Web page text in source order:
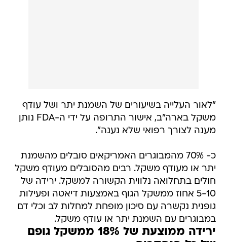
"לאור העלייה בשיעורים של השמנת יתר ושל עודף
משקל בארה"ב, אישור התרופה על ידי ה-FDA נותן
מענה לצורך רפואי שלא נענה".
כ- 70% מהמבוגרים האמריקאים סובלים מהשמנת
יתר או מעודף משקל. רבים מהסובלים מעודף משקל
חולים בתחלואה נלווית הקשורה למשקל. ירידה של
5-10 אחוז ממשקל הגוף באמצעות דיאטה ופעילות
גופנית נקשרה עם סיכון מופחת למחלות לב וכלי דם
במבוגרים עם השמנת יתר או עודף משקל.
ירידה ממוצעת של 18% ממשקל גופם